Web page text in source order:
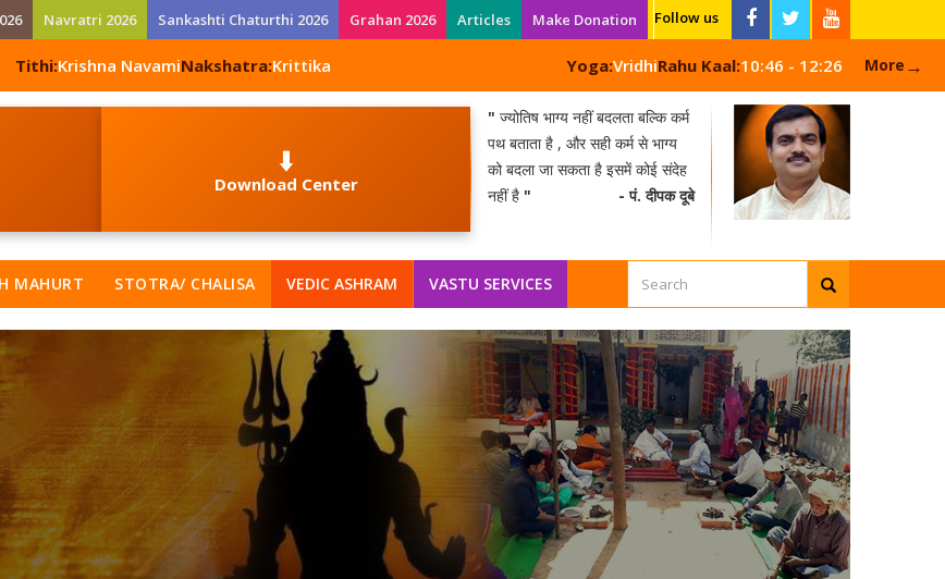
Navratri 2026 Sankashti Chaturthi 2026 Grahan 2026 Articles Make Donation Follow us
Tithi:Krishna NavamiNakshatra:Krittika Yoga:VridhiRahu Kaal:10:46 - 12:26 More →
⬇️
Download Center
" ज्योतिष भाग्य नहीं बदलता बल्कि कर्म
पथ बताता है , और सही कर्म से भाग्य
को बदला जा सकता है इसमें कोई संदेह
नहीं है " - पं. दीपक दूबे
MAHURT STOTRA/ CHALISA VEDIC ASHRAM VASTU SERVICES